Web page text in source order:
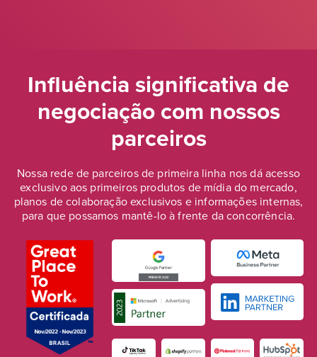
Influência significativa de
negociaçãocom nossos
parceiros
Nossa rede de parceiros de primeira linha nos dá acesso
exclusivo aos primeiros produtos de mídia do mercado,
planos de colaboração exclusivos e informações internas,
para que possamos mantê-lo à frente da concorrência.